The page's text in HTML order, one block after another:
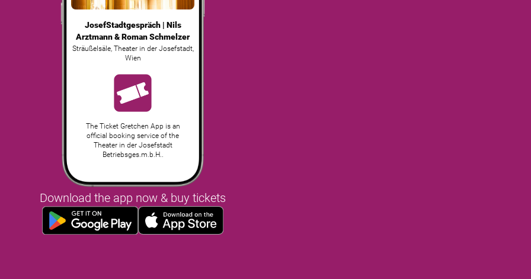
JosefStadtgespräch | Nils
Arztmann & Roman Schmelzer
Sträußelsäle, Theater in der Josefstadt,
Wien
The Ticket Gretchen App is an
official booking service of the
Theater in der Josefstadt
Betriebsges.m.b.H..
Download the app now & buy tickets